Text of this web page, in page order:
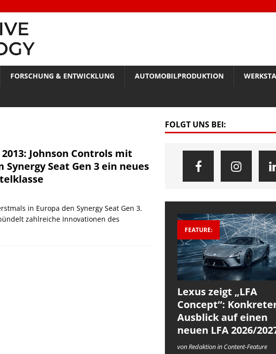
FORSCHUNG & ENTWICKLUNG AUTOMOBILPRODUKTION
2013: Johnson Controls mit
Synergy Seat Gen 3 ein neues
in Europa den Synergy Seat Gen 3.
zahlreiche Innovationen des
FOLGT UNS BEI:
FEATURE:
Lexus zeigt „LFA
Concept“:
Ausblick auf einen
neuen LFA 2026/
von Redaktion in Content-Feature